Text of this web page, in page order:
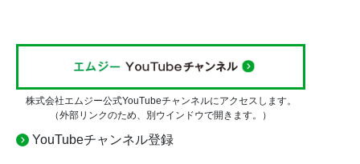
株式会社エムジー公式YouTubeチャンネルにアクセスします。
（外部リンクのため、別ウインドウで開きます。）
YouTubeチャンネル登録